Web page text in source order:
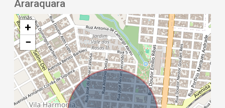
Araraquara
+
−